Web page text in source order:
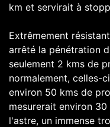
km et servirait à
Extrêmement
arrêté la pénétration
seulement 2 kms de
normalement, celles-
environ 50 kms de
mesurerait environ
l'astre, un immense